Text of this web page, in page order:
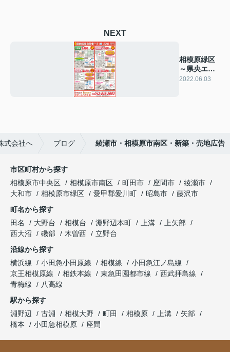
NEXT
相模原緑区
～県央エリ
ア広告
2022.06.03
式会社へ ブログ 綾瀬市・相模原市南区・新築・売地広告
市区町村から探す
相模原市中央区
相模原市南区 町田市 座間市
綾瀬市
大和市
相模原市緑区 愛甲郡愛川町 昭島市
藤沢市
町名から探す
田名
大野台 相模台 淵野辺本町 上溝
上矢部
西大沼
磯部 木曽西
立野台
沿線から探す
横浜線
小田急小田原線 相模線
小田急江ノ島線
京王相模原線
相鉄本線 東急田園都市線
西武拝島線
青梅線
八高線
駅から探す
淵野辺
古淵 相模大野 町田 相模原 上溝
矢部
橋本
小田急相模原 座間